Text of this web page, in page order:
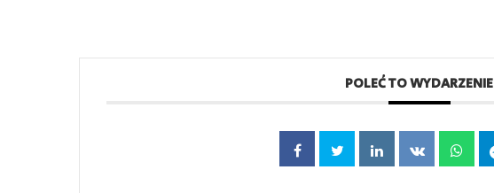
POLEĆ TO WYDARZENIE